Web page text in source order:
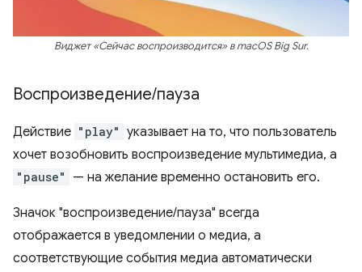
Виджет «Сейчас воспроизводится» в macOS Big Sur.
Воспроизведение/пауза
Действие "play" указывает на то, что пользователь
хочет возобновить воспроизведение мультимедиа, а
"pause" — на желание временно остановить его.
Значок "воспроизведение/пауза" всегда
отображается в уведомлении о медиа, а
соответствующие события медиа автоматически